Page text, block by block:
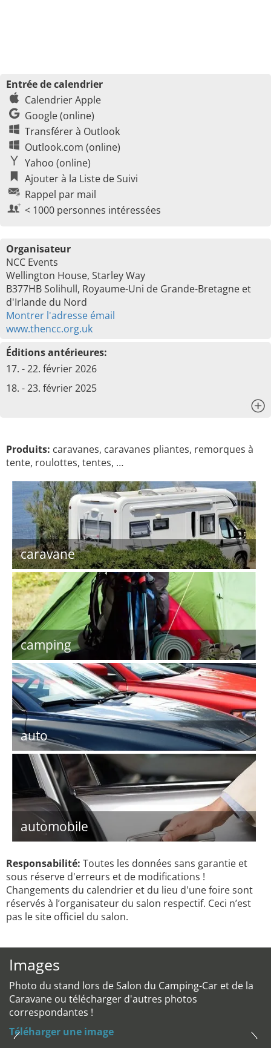
Entrée de calendrier
Calendrier Apple
Google (online)
Transférer à Outlook
Outlook.com (online)
Yahoo (online)
Ajouter à la Liste de Suivi
Rappel par mail
< 1000 personnes intéressées
Organisateur
NCC Events
Wellington House, Starley Way
B377HB Solihull, Royaume-Uni de Grande-Bretagne et
d'Irlande du Nord
Montrer l'adresse émail
www.thencc.org.uk
Éditions antérieures:
17. - 22. février 2026
18. - 23. février 2025
Produits: caravanes, caravanes pliantes, remorques à
tente, roulottes, tentes, …
caravane
camping
auto
automobile
Responsabilité: Toutes les données sans garantie et
sous réserve d'erreurs et de modifications !
Changements du calendrier et du lieu d'une foire sont
réservés à l’organisateur du salon respectif. Ceci n’est
pas le site officiel du salon.
Images
Photo du stand lors de Salon du Camping-Car et de la
Caravane ou télécharger d'autres photos
correspondantes !
Téléharger une image